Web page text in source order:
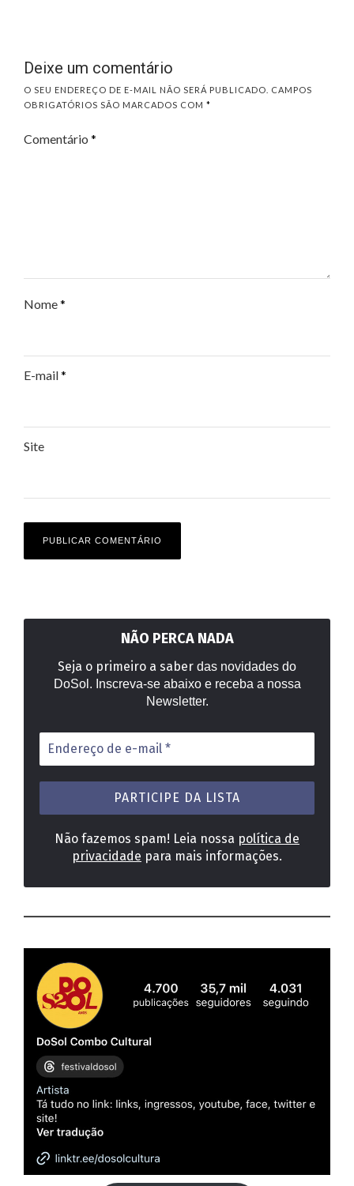
Deixe um comentário
O SEU ENDEREÇO DE E-MAIL NÃO SERÁ PUBLICADO.
CAMPOS
OBRIGATÓRIOS SÃO MARCADOS COM *
Comentário *
Nome*
E-mail*
Site
NÃO PERCA NADA
Seja o primeiro a saber das novidades do
DoSol. Inscreva-se abaixo e receba a nossa
Newsletter.
Endereço
de
e-
mail
Não fazemos spam! Leia nossa política de
privacidade para mais informações.